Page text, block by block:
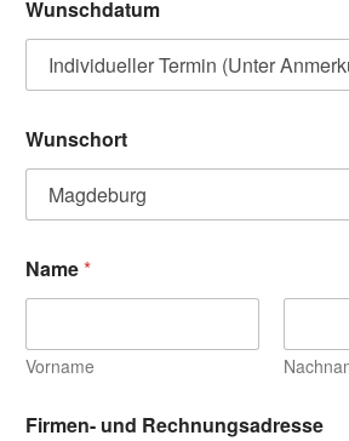
Wunschdatum
Wunschort
Name*
Vorname
Firmen- und Rechnungsadresse